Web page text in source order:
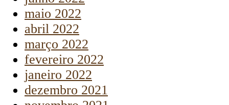
maio 2022
abril 2022
março 2022
fevereiro 2022
janeiro 2022
dezembro 2021